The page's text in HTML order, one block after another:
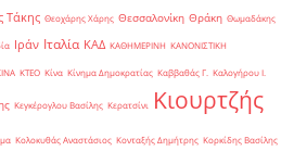
Τάκης Θεοχάρης Χάρης Θεσσαλονίκη Θράκη Θωμαδάκης
Ιράν Ιταλία ΚΑΔ ΚΑΘΗΜΕΡΙΝΗ ΚΑΝΟΝΙΣΤΙΚΗ
ΚΤΕΟ Κίνα Κίνημα Δημοκρατίας Καββαθάς Γ. Καλογήρου Ι.
Κεγκέρογλου Βασίλης Κερατσίνι
Κιουρτζής
Κολοκυθάς Αναστάσιος Κονταξής Δημήτρης Κορκίδης Βασίλης